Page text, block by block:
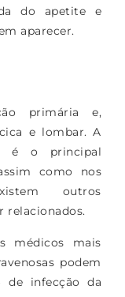
do apetite e
aparecer.
primária e,
e lombar. A
é o principal
como nos
outros
relacionados.
médicos mais
podem
de infecção da